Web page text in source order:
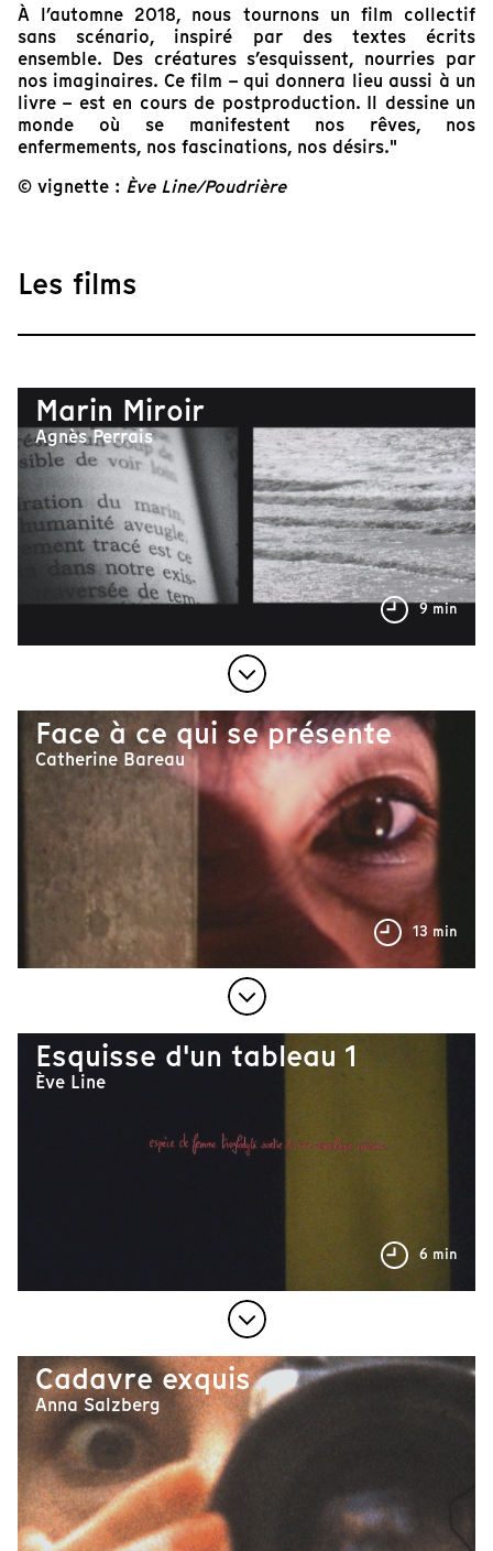
À l’automne 2018, nous tournons un film collectif
sans scénario, inspiré par des textes écrits
ensemble. Des créatures s’esquissent, nourries par
nos imaginaires. Ce film – qui donnera lieu aussi à un
livre – est en cours de postproduction. Il dessine un
monde où se manifestent nos rêves, nos
enfermements, nos fascinations, nos désirs."
© vignette : Ève Line/Poudrière
Les films
Marin Miroir
Agnès Perrais
9 min
Face à ce qui se présente
Catherine Bareau
13 min
Esquisse d'un tableau 1
Ève Line
6 min
Cadavre exquis
Anna Salzberg